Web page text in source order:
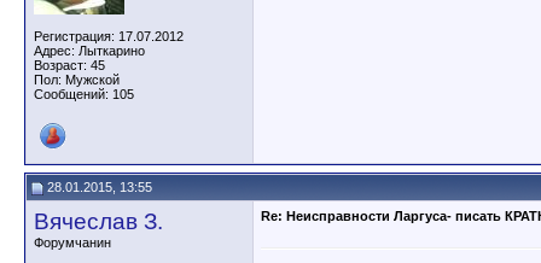
Регистрация: 17.07.2012
Адрес: Лыткарино
Возраст: 45
Пол: Мужской
Сообщений: 105
28.01.2015, 13:55
Вячеслав З.
Форумчанин
Re: Неисправности Ларгуса- писать